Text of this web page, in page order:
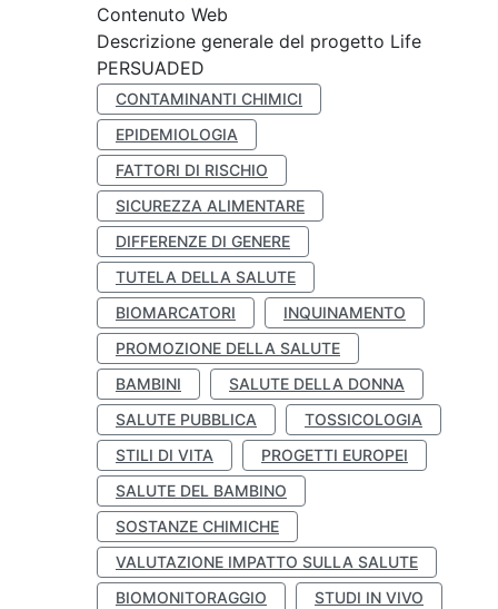
Contenuto Web
Descrizione generale del progetto Life
PERSUADED
CONTAMINANTI CHIMICI
EPIDEMIOLOGIA
FATTORI DI RISCHIO
SICUREZZA ALIMENTARE
DIFFERENZE DI GENERE
TUTELA DELLA SALUTE
BIOMARCATORI
INQUINAMENTO
PROMOZIONE DELLA SALUTE
BAMBINI
SALUTE DELLA DONNA
SALUTE PUBBLICA
TOSSICOLOGIA
STILI DI VITA
PROGETTI EUROPEI
SALUTE DEL BAMBINO
SOSTANZE CHIMICHE
VALUTAZIONE IMPATTO SULLA SALUTE
BIOMONITORAGGIO
STUDI IN VIVO